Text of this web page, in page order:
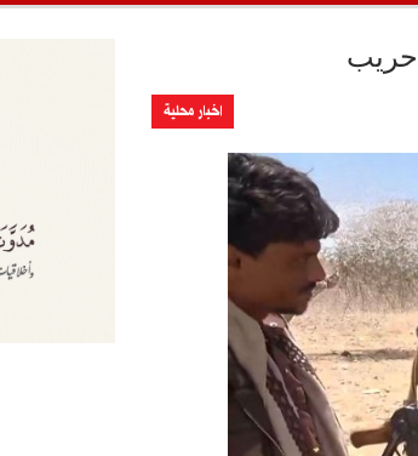
حريب
اخبار محلية